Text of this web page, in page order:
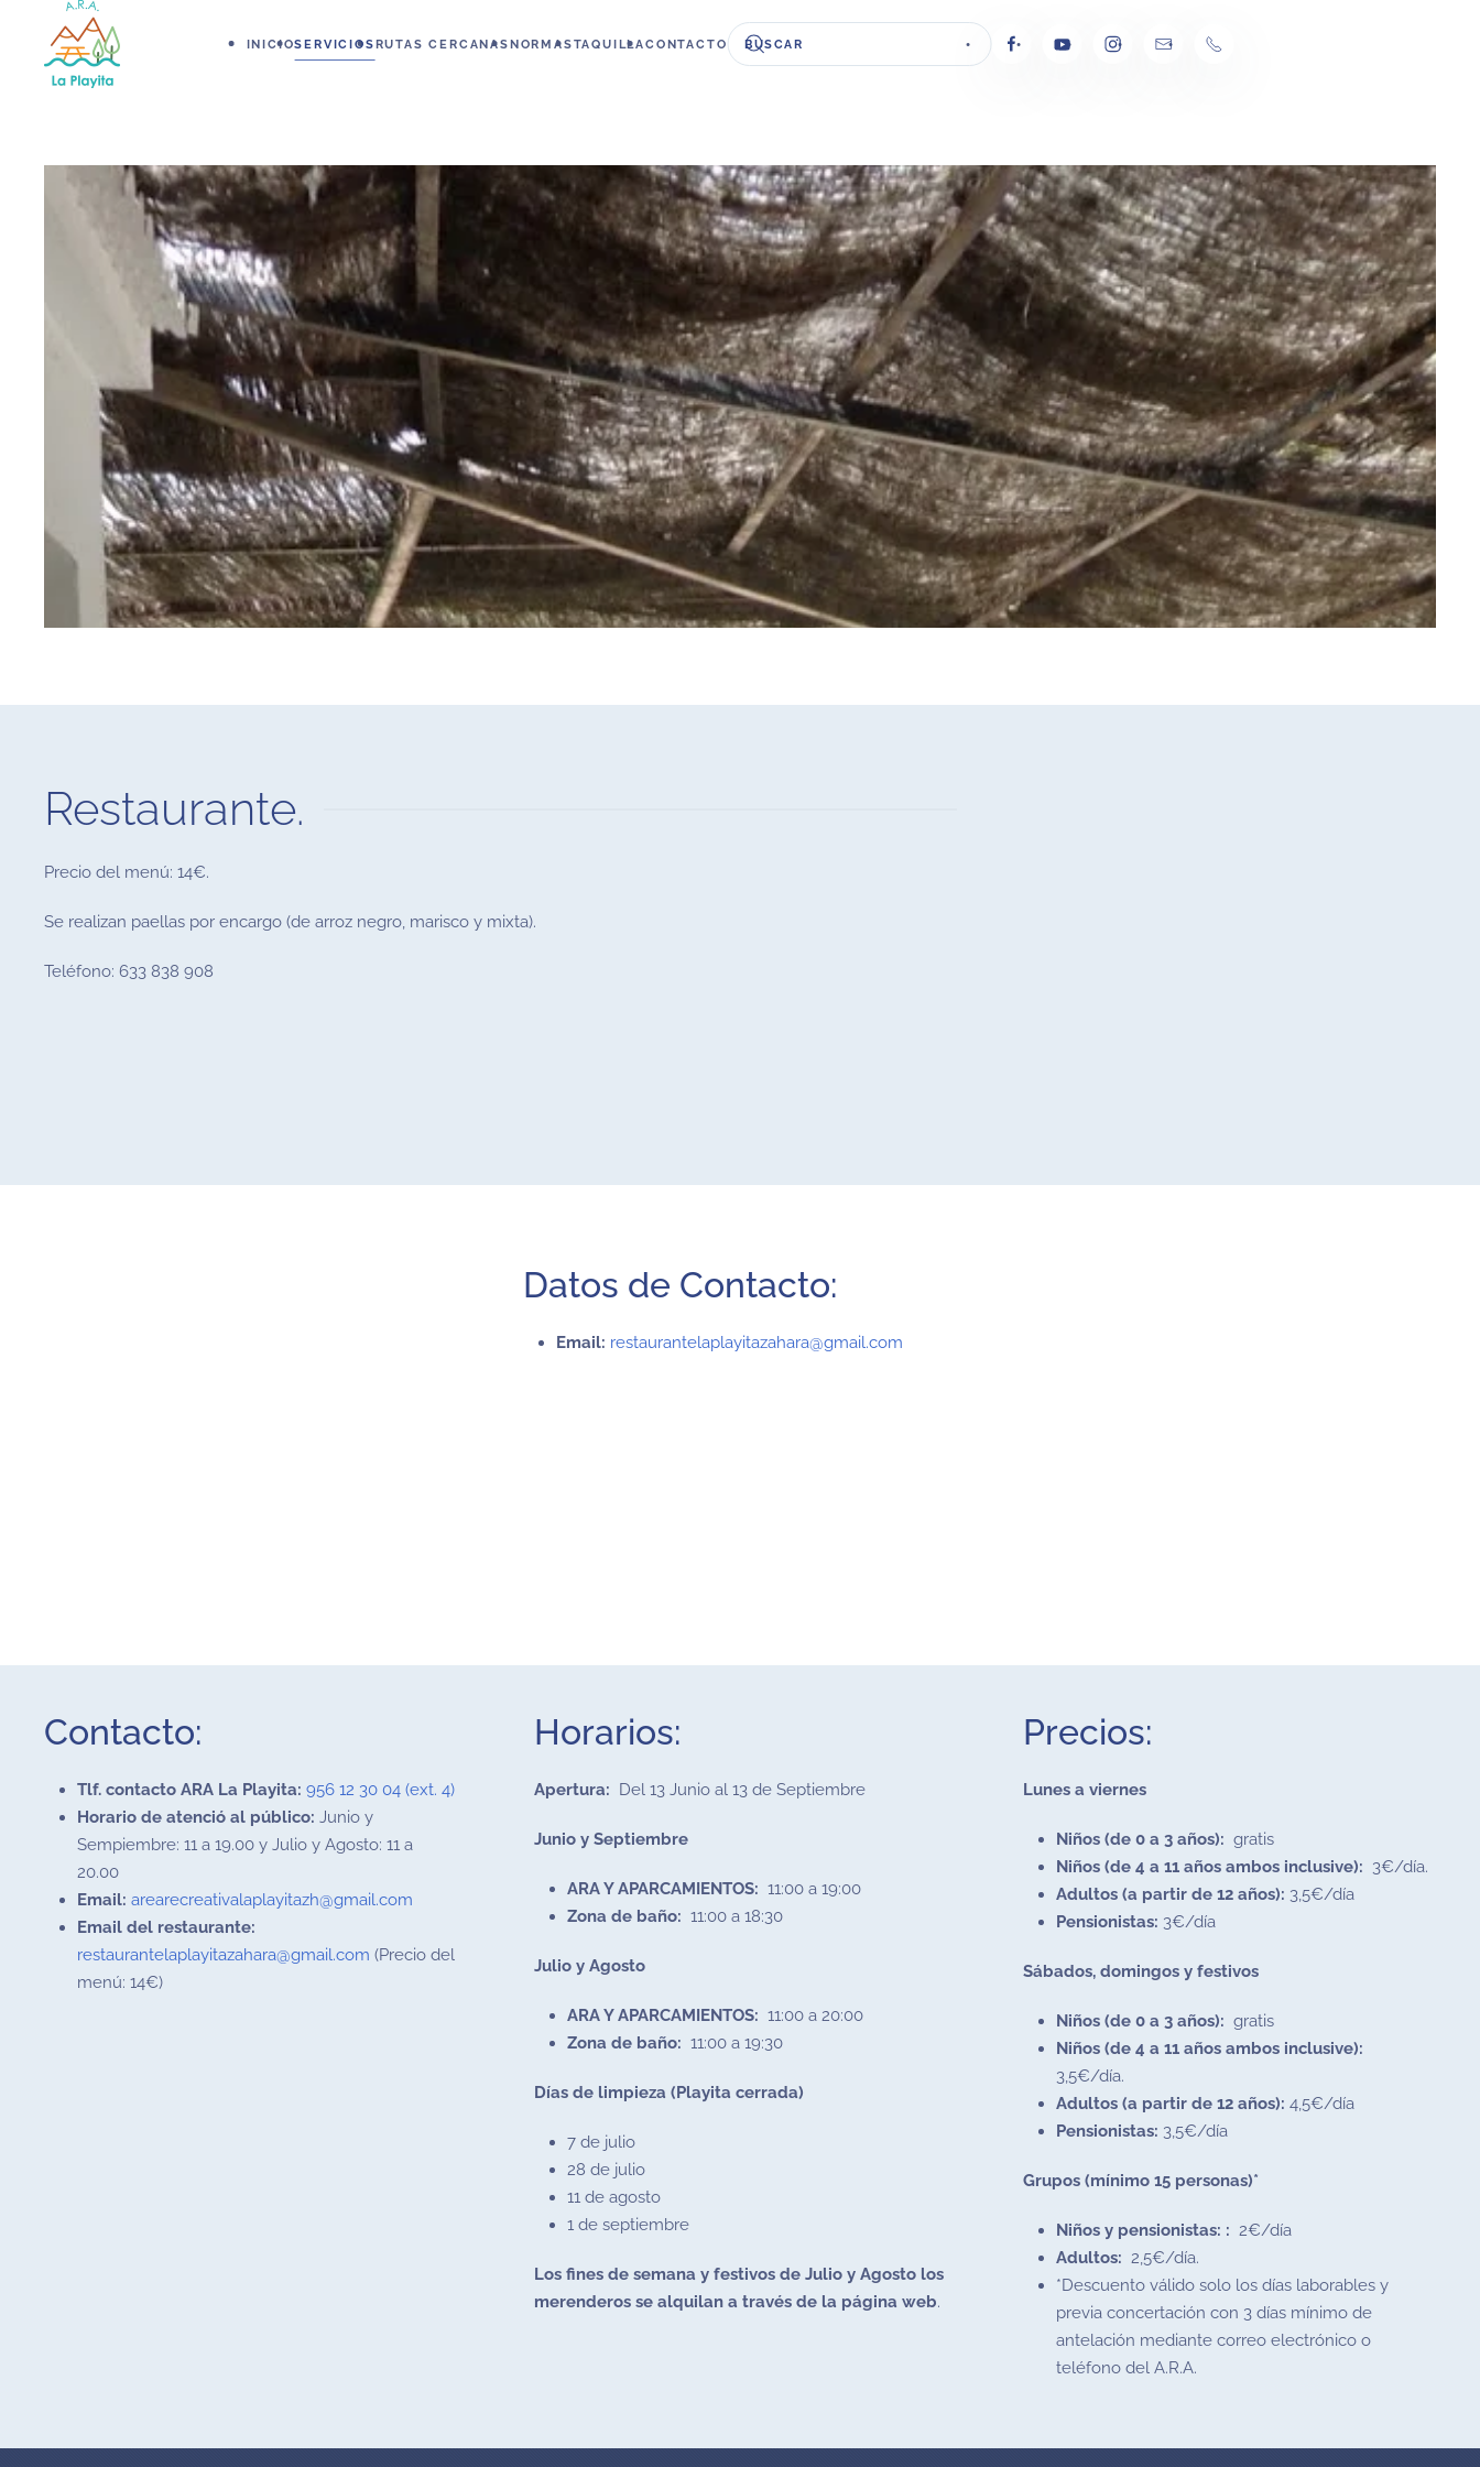
Skip to main content INICIOSERVICIOSRUTAS CERCANASNORMASTAQUILLACONTACTO
Restaurante.
Precio del menú: 14€.
Se realizan paellas por encargo (de arroz negro, marisco y mixta).
Teléfono: 633 838 908
Datos de Contacto:
Email: restaurantelaplayitazahara@gmail.com
Contacto:
Tlf. contacto ARA La Playita: 956 12 30 04 (ext. 4)
Horario de atenció al público: Junio y
Sempiembre: 11 a 19.00 y Julio y Agosto: 11 a
20.00
Email: arearecreativalaplayitazh@gmail.com
Email del restaurante:
restaurantelaplayitazahara@gmail.com (Precio del
menú: 14€)
Horarios:
Apertura: Del 13 Junio al 13 de Septiembre
Junio y Septiembre
ARA Y APARCAMIENTOS: 11:00 a 19:00
Zona de baño: 11:00 a 18:30
Julio y Agosto
ARA Y APARCAMIENTOS: 11:00 a 20:00
Zona de baño: 11:00 a 19:30
Días de limpieza (Playita cerrada)
7 de julio
28 de julio
11 de agosto
1 de septiembre
Los fines de semana y festivos de Julio y Agosto los
merenderos se alquilan a través de la página web.
Precios:
Lunes a viernes
Niños (de 0 a 3 años): gratis
Niños (de 4 a 11 años ambos inclusive): 3€/día.
Adultos (a partir de 12 años): 3,5€/día
Pensionistas: 3€/día
Sábados, domingos y festivos
Niños (de 0 a 3 años): gratis
Niños (de 4 a 11 años ambos inclusive):
3,5€/día.
Adultos (a partir de 12 años): 4,5€/día
Pensionistas: 3,5€/día
Grupos (mínimo 15 personas)*
Niños y pensionistas: : 2€/día
Adultos: 2,5€/día.
*Descuento válido solo los días laborables y
previa concertación con 3 días mínimo de
antelación mediante correo electrónico o
teléfono del A.R.A.